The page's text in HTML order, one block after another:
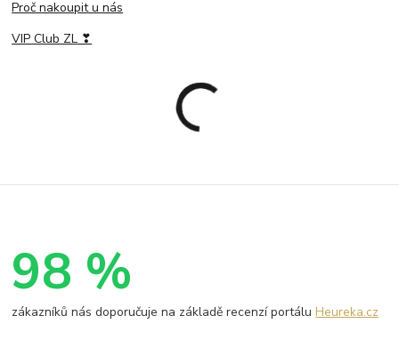
Proč nakoupit u nás
VIP Club ZL ❣
98 %
zákazníků nás doporučuje na základě recenzí portáluHeureka.cz